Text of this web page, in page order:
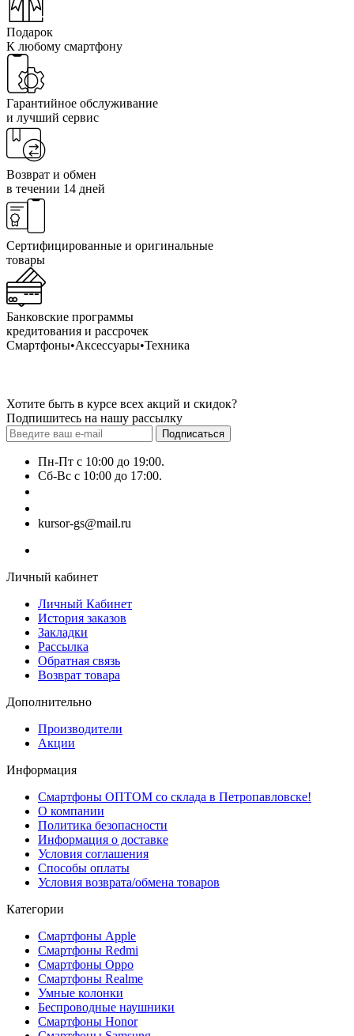
Подарок
К любому смартфону
Гарантийное обслуживание
и лучший сервис
Возврат и обмен
в течении 14 дней
Сертифицированные и оригинальные
товары
Банковские программы
кредитования и рассрочек
Смартфоны•Аксессуары•Техника
Хотите быть в курсе всех акций и скидок?
Подпишитесь на нашу рассылку
Подписаться
Пн-Пт с 10:00 до 19:00.
Сб-Вс с 10:00 до 17:00.
kursor-gs@mail.ru
Личный кабинет
Личный Кабинет
История заказов
Закладки
Рассылка
Обратная связь
Возврат товара
Дополнительно
Производители
Акции
Информация
Смартфоны ОПТОМ со склада в Петропавловске!
О компании
Политика безопасности
Информация о доставке
Условия соглашения
Способы оплаты
Условия возврата/обмена товаров
Категории
Смартфоны Apple
Смартфоны Redmi
Смартфоны Oppo
Смартфоны Realme
Умные колонки
Беспроводные наушники
Смартфоны Honor